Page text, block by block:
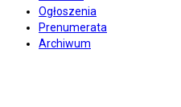
Ogłoszenia
Prenumerata
Archiwum